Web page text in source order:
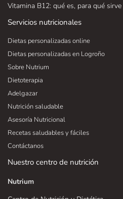
Nuestro centro de nutrición
Nutrium
Servicios nutricionales
Dietas personalizadas online
Dietas personalizadas en Logroño
Sobre Nutrium
Dietoterapia
Adelgazar
Nutrición saludable
Asesoría Nutricional
Recetas saludables y fáciles
Contáctanos
Vitamina B12: qué es, para qué